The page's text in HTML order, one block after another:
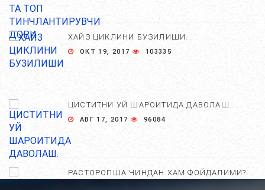
ХАЙЗ ЦИКЛИНИ БУЗИЛИШИ...
ОКТ 19, 2017 103335
ЦИСТИТНИ УЙ ШАРОИТИДА ДАВОЛАШ....
АВГ 17, 2017 96084
РАСТОРОПША ЧИНДАН ХАМ ФОЙДАЛИМИ?...